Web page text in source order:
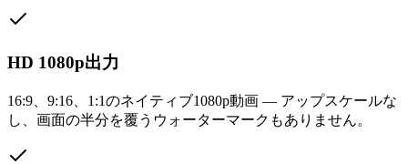
HD 1080p出力
16:9、9:16、1:1のネイティブ1080p動画 — アップスケールな
し、画面の半分を覆うウォーターマークもありません。